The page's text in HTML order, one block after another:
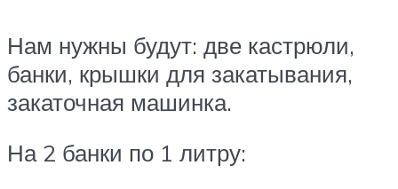
Нам нужны будут: две кастрюли,
банки, крышки для закатывания,
закаточная машинка.
На 2 банки по 1 литру: